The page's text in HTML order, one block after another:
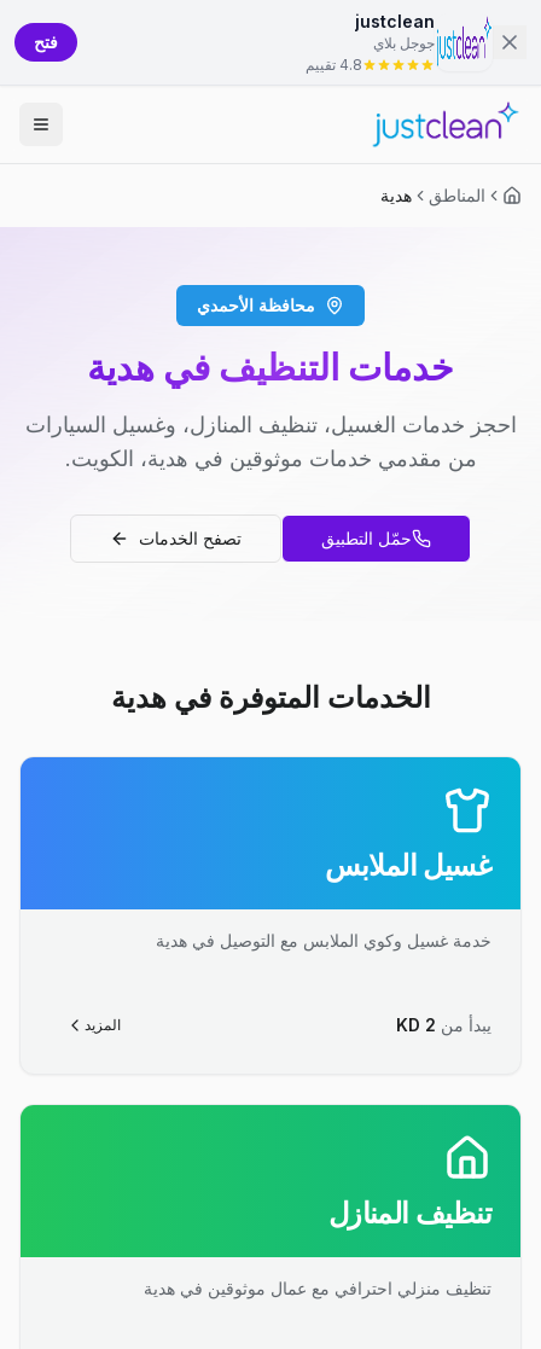
justclean
جوجل بلاي
4.8 تقييم
فتح
المناطق هدية
محافظة الأحمدي
خدمات التنظيف في هدية
احجز خدمات الغسيل، تنظيف المنازل، وغسيل السيارات
من مقدمي خدمات موثوقين في هدية، الكويت.
حمّل التطبيق تصفح الخدمات
الخدمات المتوفرة في هدية
غسيل الملابس
خدمة غسيل وكوي الملابس مع التوصيل في هدية
يبدأ من KD 2 المزيد
تنظيف المنازل
تنظيف منزلي احترافي مع عمال موثوقين في هدية